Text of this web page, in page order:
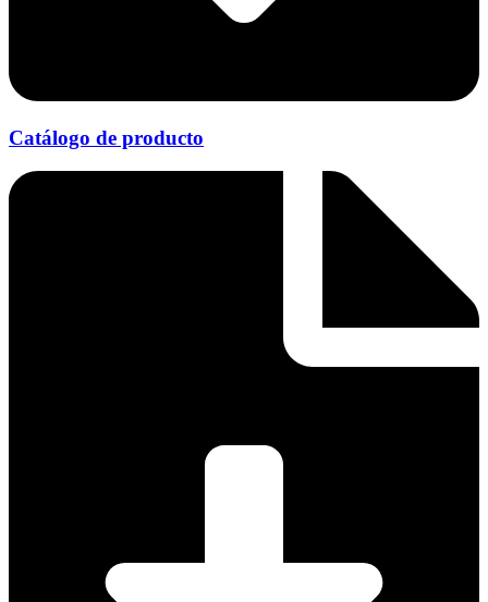
Catálogo de producto